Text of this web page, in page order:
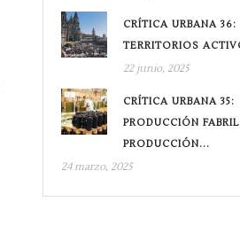
CRÍTICA URBANA 36:
TERRITORIOS
22 junio, 2025
CRÍTICA URBANA 35:
PRODUCCIÓN
PRODUCCIÓN...
24 marzo, 2025